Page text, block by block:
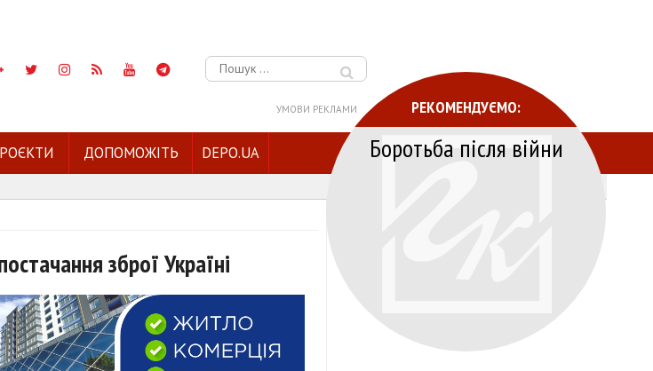
Пошук:
УМОВИ РЕКЛАМИ
ДОПОМОЖІТЬ DEPO.UA
зброї Україні
РЕКОМЕНДУЄМО:
Боротьба після війни